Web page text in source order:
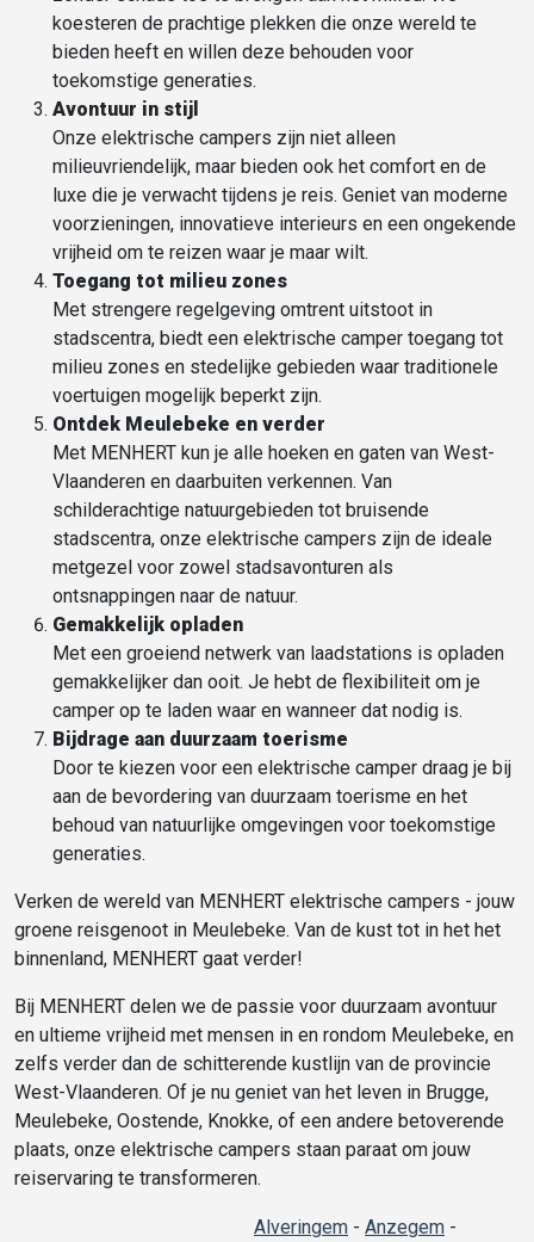
koesteren de prachtige plekken die onze wereld te
bieden heeft en willen deze behouden voor
toekomstige generaties.
Avontuur in stijl
Onze elektrische campers zijn niet alleen
milieuvriendelijk, maar bieden ook het comfort en de
luxe die je verwacht tijdens je reis. Geniet van moderne
voorzieningen, innovatieve interieurs en een ongekende
vrijheid om te reizen waar je maar wilt.
Toegang tot milieu zones
Met strengere regelgeving omtrent uitstoot in
stadscentra, biedt een elektrische camper toegang tot
milieu zones en stedelijke gebieden waar traditionele
voertuigen mogelijk beperkt zijn.
Ontdek Meulebeke en verder
Met MENHERT kun je alle hoeken en gaten van West-
Vlaanderen en daarbuiten verkennen. Van
schilderachtige natuurgebieden tot bruisende
stadscentra, onze elektrische campers zijn de ideale
metgezel voor zowel stadsavonturen als
ontsnappingen naar de natuur.
Gemakkelijk opladen
Met een groeiend netwerk van laadstations is opladen
gemakkelijker dan ooit. Je hebt de flexibiliteit om je
camper op te laden waar en wanneer dat nodig is.
Bijdrage aan duurzaam toerisme
Door te kiezen voor een elektrische camper draag je bij
aan de bevordering van duurzaam toerisme en het
behoud van natuurlijke omgevingen voor toekomstige
generaties.
Verken de wereld van MENHERT elektrische campers - jouw
groene reisgenoot in Meulebeke. Van de kust tot in het het
binnenland, MENHERT gaat verder!
Bij MENHERT delen we de passie voor duurzaam avontuur
en ultieme vrijheid met mensen in en rondom Meulebeke, en
zelfs verder dan de schitterende kustlijn van de provincie
West-Vlaanderen. Of je nu geniet van het leven in Brugge,
Meulebeke, Oostende, Knokke, of een andere betoverende
plaats, onze elektrische campers staan paraat om jouw
reiservaring te transformeren.
Alveringem - Anzegem -